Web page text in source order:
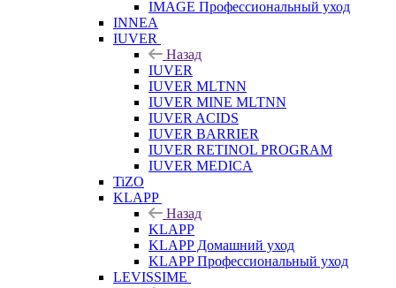
IMAGE Профессиональный уход
INNEA
IUVER
Назад
IUVER
IUVER MLTNN
IUVER MINE MLTNN
IUVER ACIDS
IUVER BARRIER
IUVER RETINOL PROGRAM
IUVER MEDICA
TiZO
KLAPP
Назад
KLAPP
KLAPP Домашний уход
KLAPP Профессиональный уход
LEVISSIME